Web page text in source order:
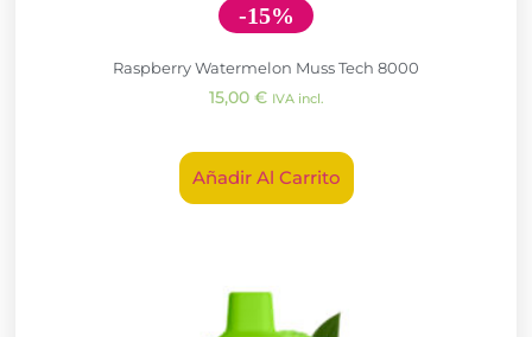
-15%
Raspberry Watermelon Muss Tech 8000
15,00 € IVA incl.
Añadir Al Carrito